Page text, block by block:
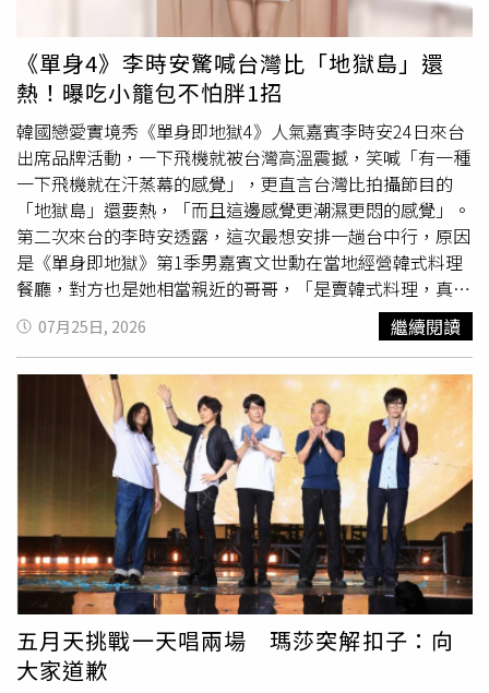
《單身4》李時安驚喊台灣比「地獄島」還
熱！曝吃小籠包不怕胖1招
韓國戀愛實境秀《單身即地獄4》人氣嘉賓李時安24日來台
出席品牌活動，一下飛機就被台灣高溫震撼，笑喊「有一種
一下飛機就在汗蒸幕的感覺」，更直言台灣比拍攝節目的
「地獄島」還要熱，「而且這邊感覺更潮濕更悶的感覺」。
第二次來台的李時安透露，這次最想安排一趟台中行，原因
是《單身即地獄》第1季男嘉賓文世勳在當地經營韓式料理
餐廳，對方也是她相當親近的哥哥，「是賣韓式料理，真的
很好吃，非常推薦大家也可以去吃！」談到對台灣美食的印
象，李時安毫不猶豫點名小籠包，直呼上次吃過後至今仍念
念不忘。她透露，回到韓國後曾試著尋找相似的味道，卻始
終無法超越台灣當地的小籠包，「裡面滿滿的蝦子的餡料，
覺得印象很深刻。」此外，李時安也大方分享身材管理秘
訣。她透露自己最有自信的部位是腰部線條，目前維持24吋
腰圍。被問如果因愛吃的小籠包影響蠻腰 怎麼辦？她笑說會
先把小籠包外皮剝掉，「把碳水化合物去掉，只吃裡面的餡
料。」她也表示，維持身材主要靠飲食控制，占了80%，運
動則占20%，平時不會刻意斷食，而是採取少量攝取的方
式，搭配以有氧運動為主的運動習慣，維持理想體態。
07月25日, 2026 繼續閱讀
五月天挑戰一天唱兩場 瑪莎突解扣子：向
大家道歉